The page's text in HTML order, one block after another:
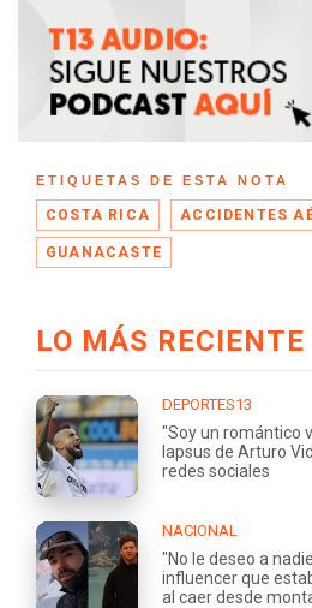
ETIQUETAS DE ESTA NOTA
COSTA RICA ACCIDENTES
GUANACASTE
LO MÁS RECIENTE
DEPORTES13
"Soy un romántico
lapsus de Arturo
redes sociales
NACIONAL
"No le deseo a
influencer que
al caer desde